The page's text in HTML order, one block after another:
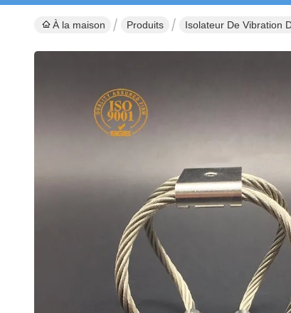
À la maison Produits Isolateur De Vibration